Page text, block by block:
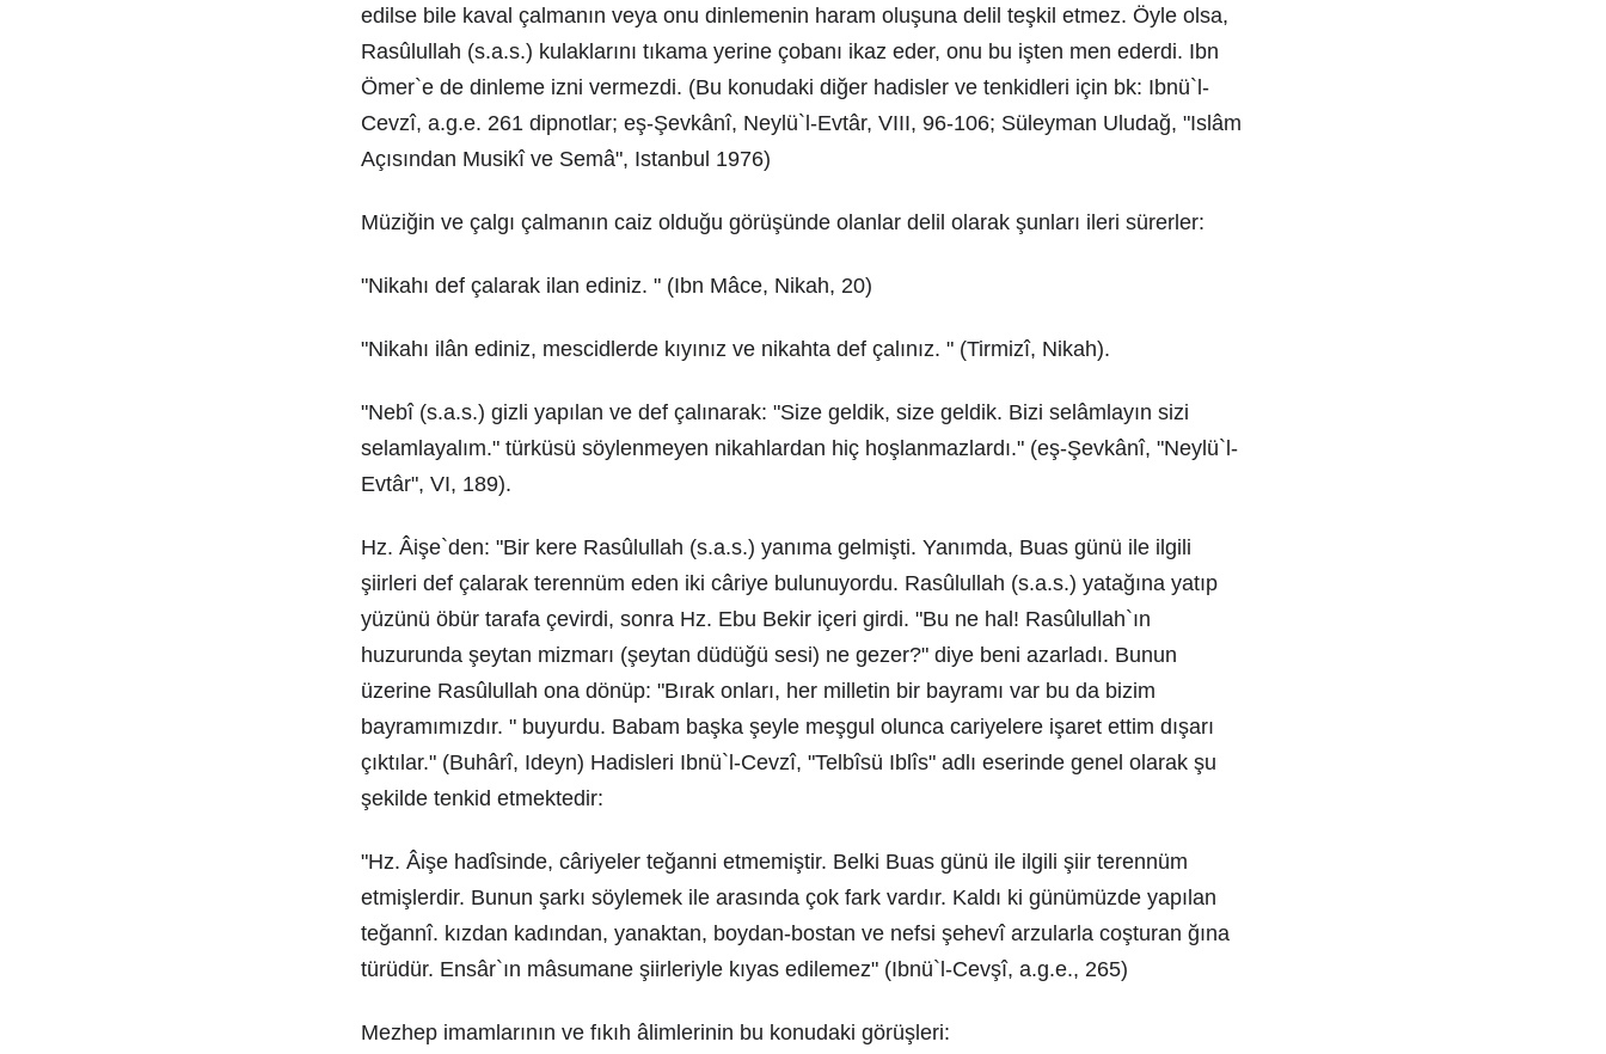
edilse bile kaval çalmanın veya onu dinlemenin haram oluşuna delil teşkil etmez. Öyle olsa,
Rasûlullah (s.a.s.) kulaklarını tıkama yerine çobanı ikaz eder, onu bu işten men ederdi. Ibn
Ömer`e de dinleme izni vermezdi. (Bu konudaki diğer hadisler ve tenkidleri için bk: Ibnü`l-
Cevzî, a.g.e. 261 dipnotlar; eş-Şevkânî, Neylü`l-Evtâr, VIII, 96-106; Süleyman Uludağ, "Islâm
Açısından Musikî ve Semâ", Istanbul 1976)
Müziğin ve çalgı çalmanın caiz olduğu görüşünde olanlar delil olarak şunları ileri sürerler:
"Nikahı def çalarak ilan ediniz. " (Ibn Mâce, Nikah, 20)
"Nikahı ilân ediniz, mescidlerde kıyınız ve nikahta def çalınız. " (Tirmizî, Nikah).
"Nebî (s.a.s.) gizli yapılan ve def çalınarak: "Size geldik, size geldik. Bizi selâmlayın sizi
selamlayalım." türküsü söylenmeyen nikahlardan hiç hoşlanmazlardı." (eş-Şevkânî, "Neylü`l-
Evtâr", VI, 189).
Hz. Âişe`den: "Bir kere Rasûlullah (s.a.s.) yanıma gelmişti. Yanımda, Buas günü ile ilgili
şiirleri def çalarak terennüm eden iki câriye bulunuyordu. Rasûlullah (s.a.s.) yatağına yatıp
yüzünü öbür tarafa çevirdi, sonra Hz. Ebu Bekir içeri girdi. "Bu ne hal! Rasûlullah`ın
huzurunda şeytan mizmarı (şeytan düdüğü sesi) ne gezer?" diye beni azarladı. Bunun
üzerine Rasûlullah ona dönüp: "Bırak onları, her milletin bir bayramı var bu da bizim
bayramımızdır. " buyurdu. Babam başka şeyle meşgul olunca cariyelere işaret ettim dışarı
çıktılar." (Buhârî, Ideyn) Hadisleri Ibnü`l-Cevzî, "Telbîsü Iblîs" adlı eserinde genel olarak şu
şekilde tenkid etmektedir:
"Hz. Âişe hadîsinde, câriyeler teğanni etmemiştir. Belki Buas günü ile ilgili şiir terennüm
etmişlerdir. Bunun şarkı söylemek ile arasında çok fark vardır. Kaldı ki günümüzde yapılan
teğannî. kızdan kadından, yanaktan, boydan-bostan ve nefsi şehevî arzularla coşturan ğına
türüdür. Ensâr`ın mâsumane şiirleriyle kıyas edilemez" (Ibnü`l-Cevşî, a.g.e., 265)
Mezhep imamlarının ve fıkıh âlimlerinin bu konudaki görüşleri: